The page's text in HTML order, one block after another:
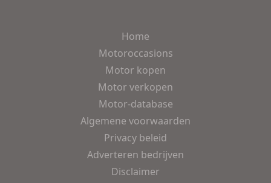
Home
Motoroccasions
Motor kopen
Motor verkopen
Motor-database
Algemene voorwaarden
Privacy beleid
Adverteren bedrijven
Disclaimer